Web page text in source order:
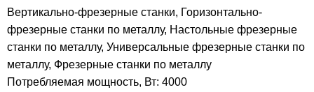
Вертикально-фрезерные станки, Горизонтально-
фрезерные станки по металлу, Настольные фрезерные
станки по металлу, Универсальные фрезерные станки по
металлу, Фрезерные станки по металлу
Потребляемая мощность, Вт: 4000